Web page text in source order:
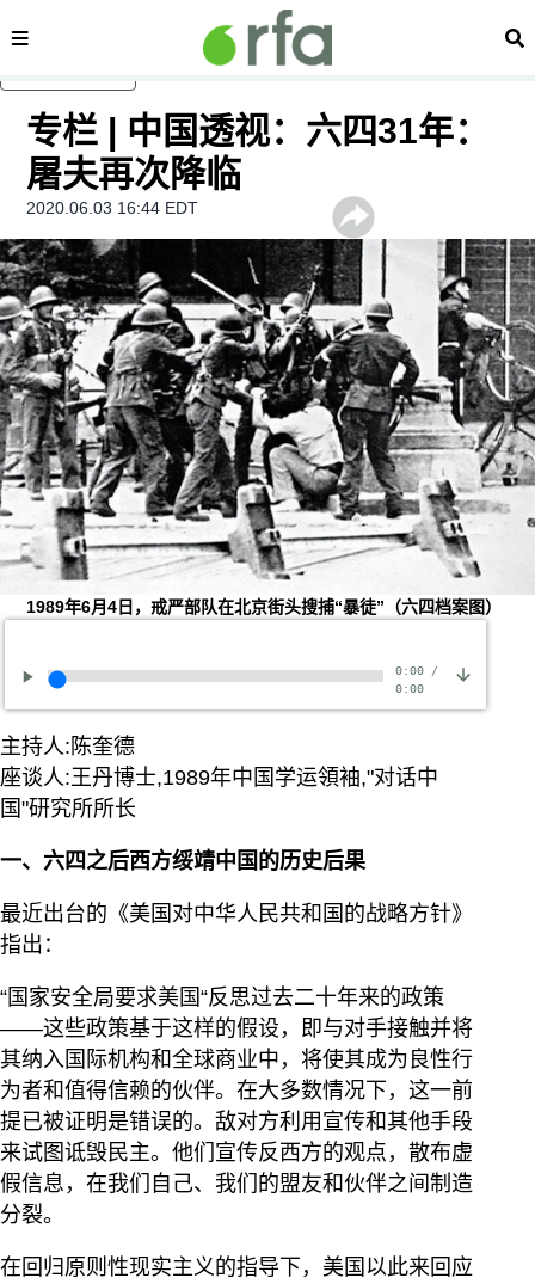
内容分类 搜
专栏 | 中国透视：六四31年：
屠夫再次降临
2020.06.03 16:44 EDT
1989年6月4日，戒严部队在北京街头搜捕“暴徒”（六四档案图）
0:00/
0:00
主持人:陈奎德
座谈人:王丹博士,1989年中国学运領袖,"对话中
国"研究所所长
一、六四之后西方绥靖中国的历史后果
最近出台的《美国对中华人民共和国的战略方针》
指出：
“国家安全局要求美国“反思过去二十年来的政策
——这些政策基于这样的假设，即与对手接触并将
其纳入国际机构和全球商业中，将使其成为良性行
为者和值得信赖的伙伴。在大多数情况下，这一前
提已被证明是错误的。敌对方利用宣传和其他手段
来试图诋毁民主。他们宣传反西方的观点，散布虚
假信息，在我们自己、我们的盟友和伙伴之间制造
分裂。
在回归原则性现实主义的指导下，美国以此来回应